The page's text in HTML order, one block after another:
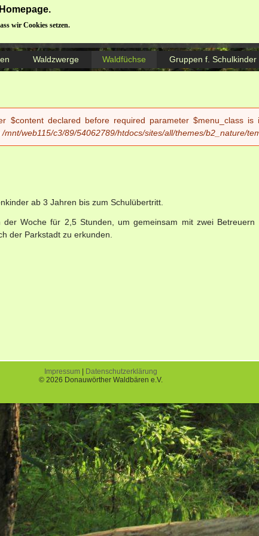
wir Cookies setzen.
Waldbären e.V.
Waldzwerge Waldfüchse Gruppen f. Schulkinder
$content declared before required parameter $menu_class
/mnt/web115/c3/89/54062789/htdocs/sites/all/themes/b2_nature/
ab 3 Jahren bis zum Schulübertritt.
Woche für 2,5 Stunden, um gemeinsam mit zwei Betreuern
der Parkstadt zu erkunden.
Impressum|
Datenschutzerklärung
© 2026 Donauwörther Waldbären e.V.